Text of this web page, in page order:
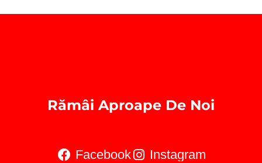
Rămâi Aproape De Noi
Facebook Instagram